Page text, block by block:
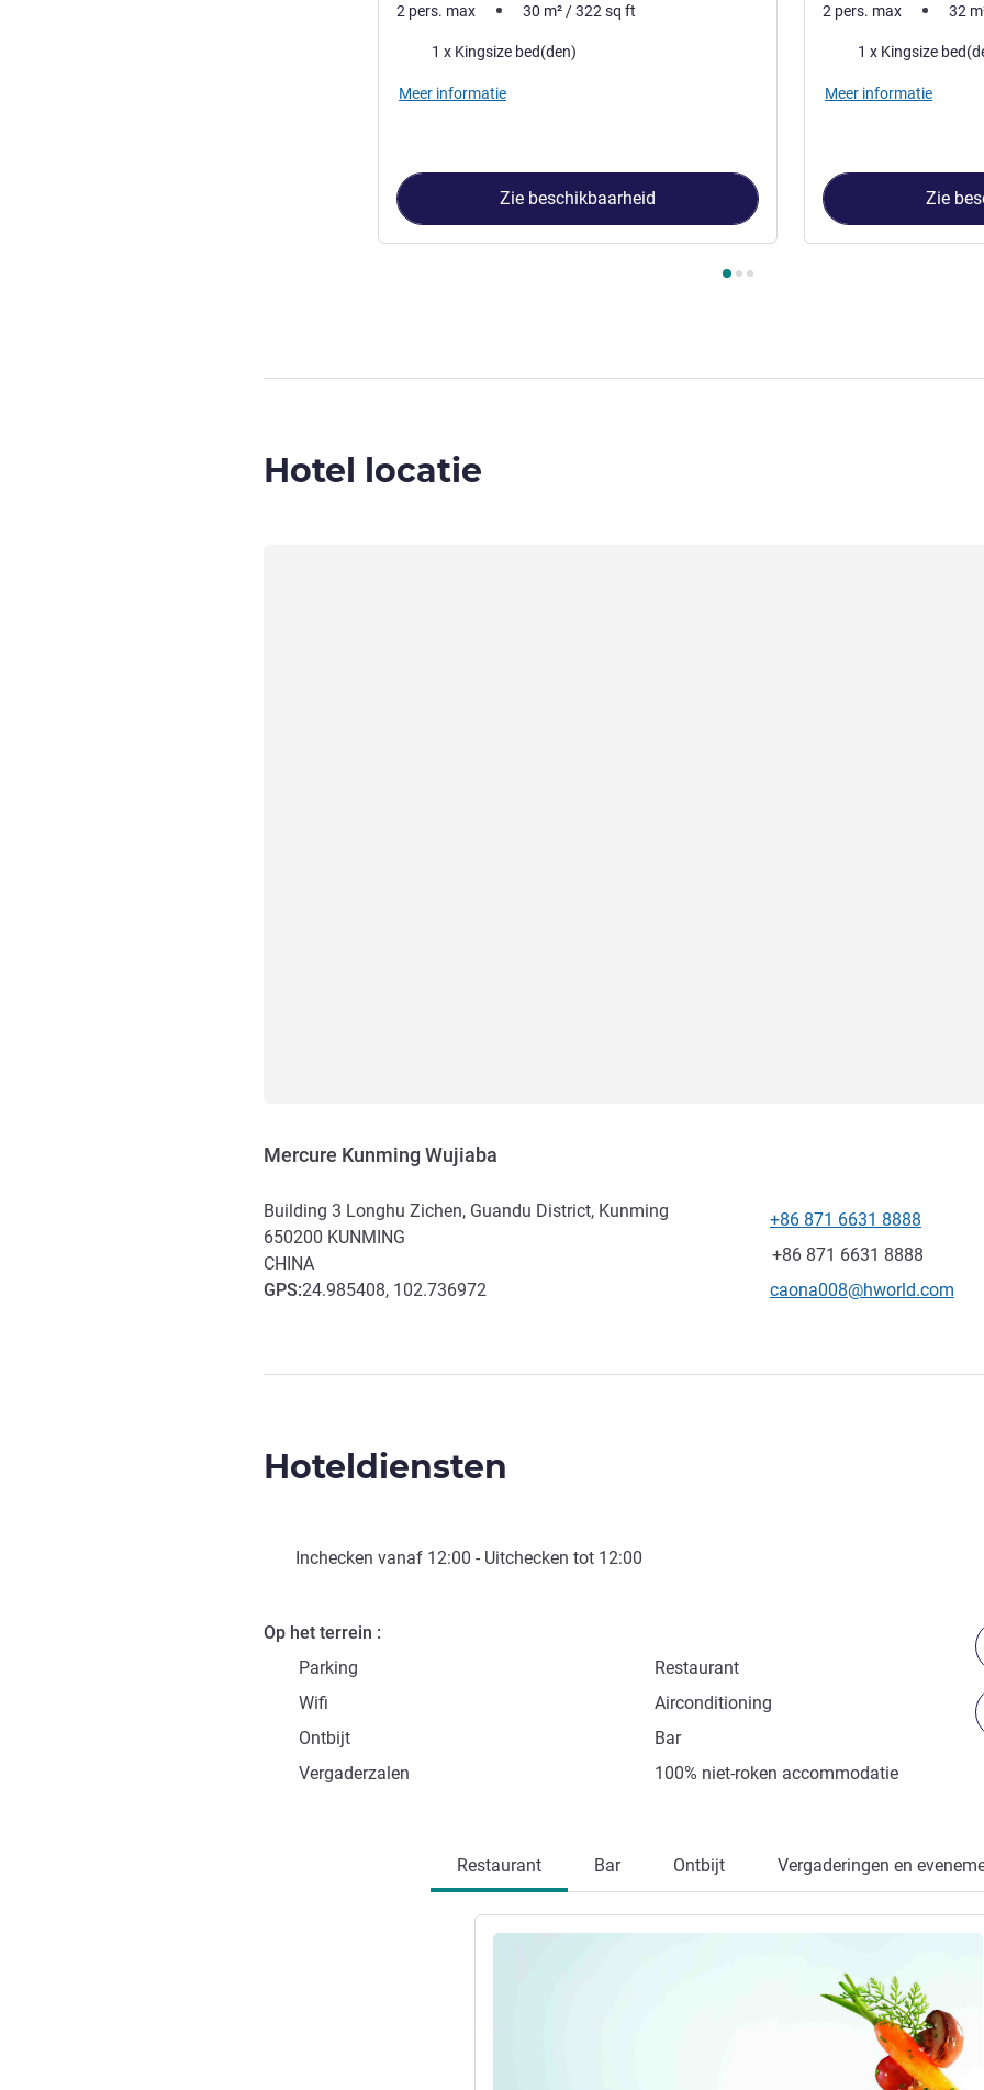
2 pers. max 30 m² /322 sq ft
Beddengoed
1 x Kingsize bed(den)
Meer informatie
Zie beschikbaarheid
2 pers. max 32
Beddengoed
1 x Kingsize
Meer informatie
Zie
Hotel locatie
Mercure Kunming Wujiaba
Building 3 Longhu Zichen, Guandu District, Kunming
650200 KUNMING
CHINA
GPS:24.985408, 102.736972
Telefoon
+86 871 6631 8888
Fax
+86 871 6631 8888
E-mailadres voor contact
caona008@hworld.com
Hoteldiensten
Inchecken vanaf 12:00 - Uitchecken tot 12:00
Op het terrein
Parking
Restaurant
Wifi
Airconditioning
Ontbijt
Bar
Vergaderzalen
100% niet-roken accommodatie
Restaurant Bar Ontbijt Vergaderingen en
Meer informatie